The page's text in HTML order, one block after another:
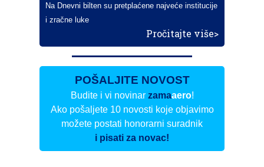
Na Dnevni bilten su pretplaćene najveće institucije
i zračne luke
Pročitajte više>
POŠALJITE NOVOST
Budite i vi novinar zamaaero!
Ako pošaljete 10 novosti koje objavimo
možete postati honorarni suradnik
i pisati za novac!